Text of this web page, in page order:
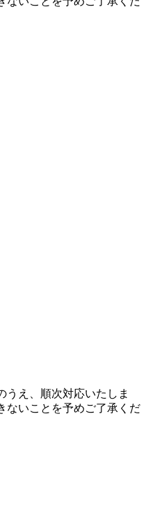
うえ、順次対応いたしま
ないことを予めご了承くだ